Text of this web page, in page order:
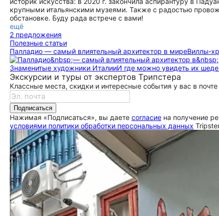
крупными итальянскими музеями. Также с радостью
обстановке. Буду рада встрече с вами!
ещё
2 предложения
Полезные статьи
Палладио — самый влиятельный архитектор в мире
Знаменитые художники ИталииИ где можно увидеть их
Экскурсии и туры от экспертов Трипстера
Классные места, скидки и интересные события у вас в почте
Подписаться
Нажимая «Подписаться», вы даете согласие на получение
условиями политики обработки персональных данных